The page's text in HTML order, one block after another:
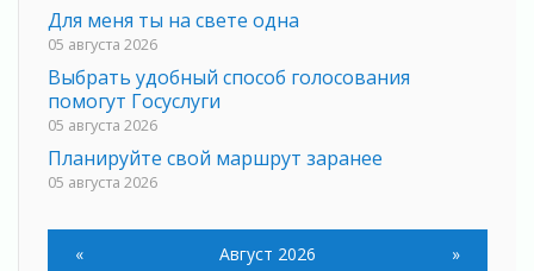
Для меня ты на свете одна
05 августа 2026
Выбрать удобный способ голосования
помогут Госуслуги
05 августа 2026
Планируйте свой маршрут заранее
05 августа 2026
« Август 2026 »